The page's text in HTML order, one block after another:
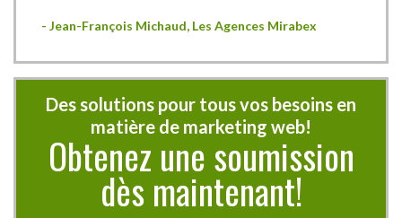
- Jean-François Michaud, Les Agences Mirabex
Des solutions pour tous vos besoins en
matière de marketing web!
Obtenez une soumission
dès maintenant!